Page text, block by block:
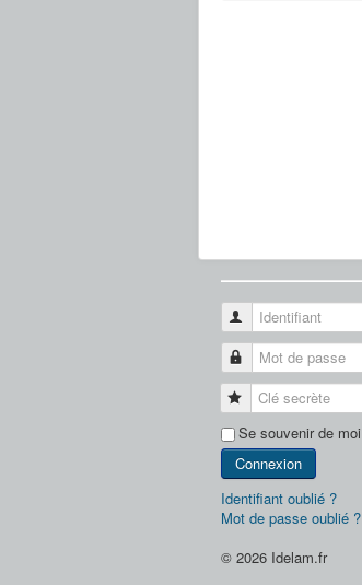
Identifiant
Mot de passe
Clé secrète
Se souvenir de moi
Connexion
Identifiant oublié ?
Mot de passe oublié ?
© 2026 Idelam.fr